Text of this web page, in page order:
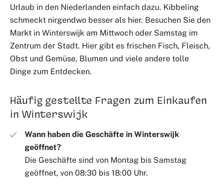
Urlaub in den Niederlanden einfach dazu. Kibbeling
schmeckt nirgendwo besser als hier. Besuchen Sie den
Markt in Winterswijk am Mittwoch oder Samstag im
Zentrum der Stadt. Hier gibt es frischen Fisch, Fleisch,
Obst und Gemüse, Blumen und viele andere tolle
Dinge zum Entdecken.
Häufig gestellte Fragen zum Einkaufen
in Winterswijk
Wann haben die Geschäfte in Winterswijk
geöffnet?
Die Geschäfte sind von Montag bis Samstag
geöffnet, von 08:30 bis 18:00 Uhr.